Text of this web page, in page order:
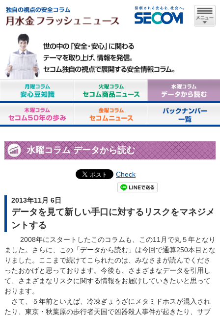
水曜コラム データから読む
Check
2013年11月 6日
データを見て新しい手口に対するリスクをマネジメ
ントする
2008年にスタートしたこのコラムも、この11月で丸５年となり
ました。さらに、この「データから読む」は今回で通算250本目とな
りました。ここまで続けてこられたのは、みなさまが読んでくださ
ったおかげと思っております。今後も、さまざまなデータを引用し
て、さまざまなリスクに関する情報をお届けしていきたいと思って
おります。
さて、５年前といえば、冷凍ぎょうざにメタミドホスが混入され
たり、東京・秋葉原の歩行者天国で凶器殺人事件が起きたり、サブ